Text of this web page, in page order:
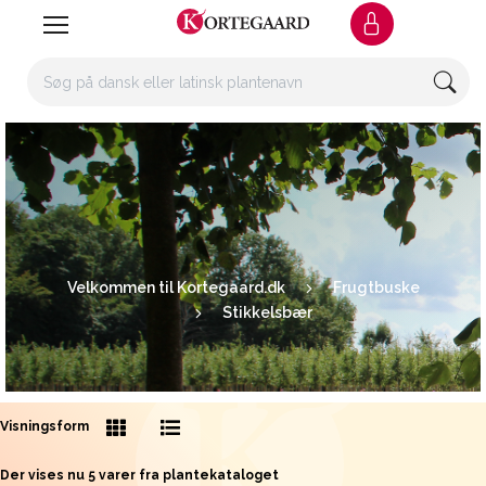
Velkommen til Kortegaard.dk
Frugtbuske
Stikkelsbær
Visningsform
Der vises nu 5 varer fra plantekataloget